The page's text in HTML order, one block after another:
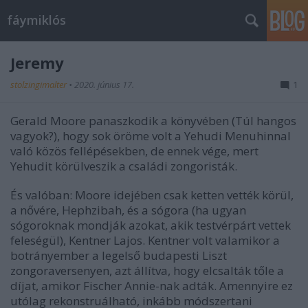
fáymiklós
Jeremy
stolzingimalter • 2020. június 17. 1
Gerald Moore panaszkodik a könyvében (Túl hangos
vagyok?), hogy sok öröme volt a Yehudi Menuhinnal
való közös fellépésekben, de ennek vége, mert
Yehudit körülveszik a családi zongoristák.
És valóban: Moore idejében csak ketten vették körül,
a nővére, Hephzibah, és a sógora (ha ugyan
sógoroknak mondják azokat, akik testvérpárt vettek
feleségül), Kentner Lajos. Kentner volt valamikor a
botrányember a legelső budapesti Liszt
zongoraversenyen, azt állítva, hogy elcsalták tőle a
díjat, amikor Fischer Annie-nak adták. Amennyire ez
utólag rekonstruálható, inkább módszertani